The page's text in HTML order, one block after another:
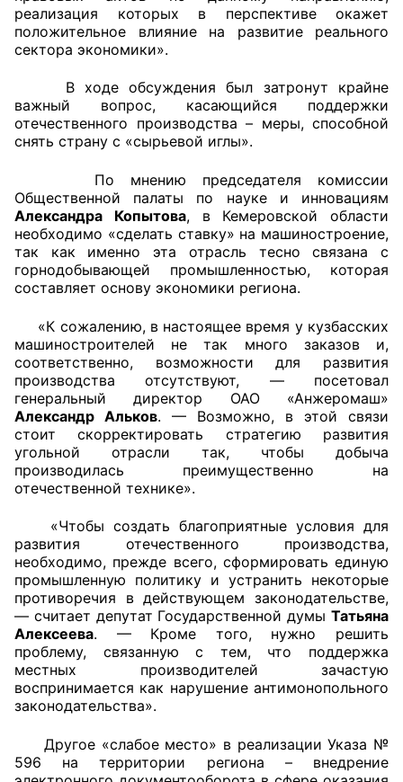
реализация которых в перспективе окажет
положительное влияние на развитие реального
сектора экономики».
В ходе обсуждения был затронут крайне
важный вопрос, касающийся поддержки
отечественного производства – меры, способной
снять страну с «сырьевой иглы».
По мнению председателя комиссии
Общественной палаты по науке и инновациям
Александра Копытова, в Кемеровской области
необходимо «сделать ставку» на машиностроение,
так как именно эта отрасль тесно связана с
горнодобывающей промышленностью, которая
составляет основу экономики региона.
«К сожалению, в настоящее время у кузбасских
машиностроителей не так много заказов и,
соответственно, возможности для развития
производства отсутствуют, — посетовал
генеральный директор ОАО «Анжеромаш»
Александр Альков. — Возможно, в этой связи
стоит скорректировать стратегию развития
угольной отрасли так, чтобы добыча
производилась преимущественно на
отечественной технике».
«Чтобы создать благоприятные условия для
развития отечественного производства,
необходимо, прежде всего, сформировать единую
промышленную политику и устранить некоторые
противоречия в действующем законодательстве,
— считает депутат Государственной думы Татьяна
Алексеева. — Кроме того, нужно решить
проблему, связанную с тем, что поддержка
местных производителей зачастую
воспринимается как нарушение антимонопольного
законодательства».
Другое «слабое место» в реализации Указа №
596 на территории региона – внедрение